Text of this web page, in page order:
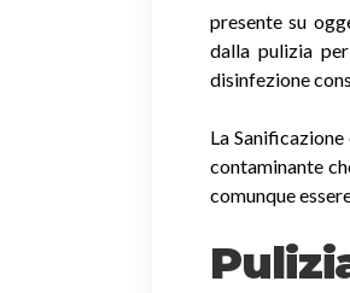
presente su
dalla pulizia
disinfezione
La
contaminante
comunque